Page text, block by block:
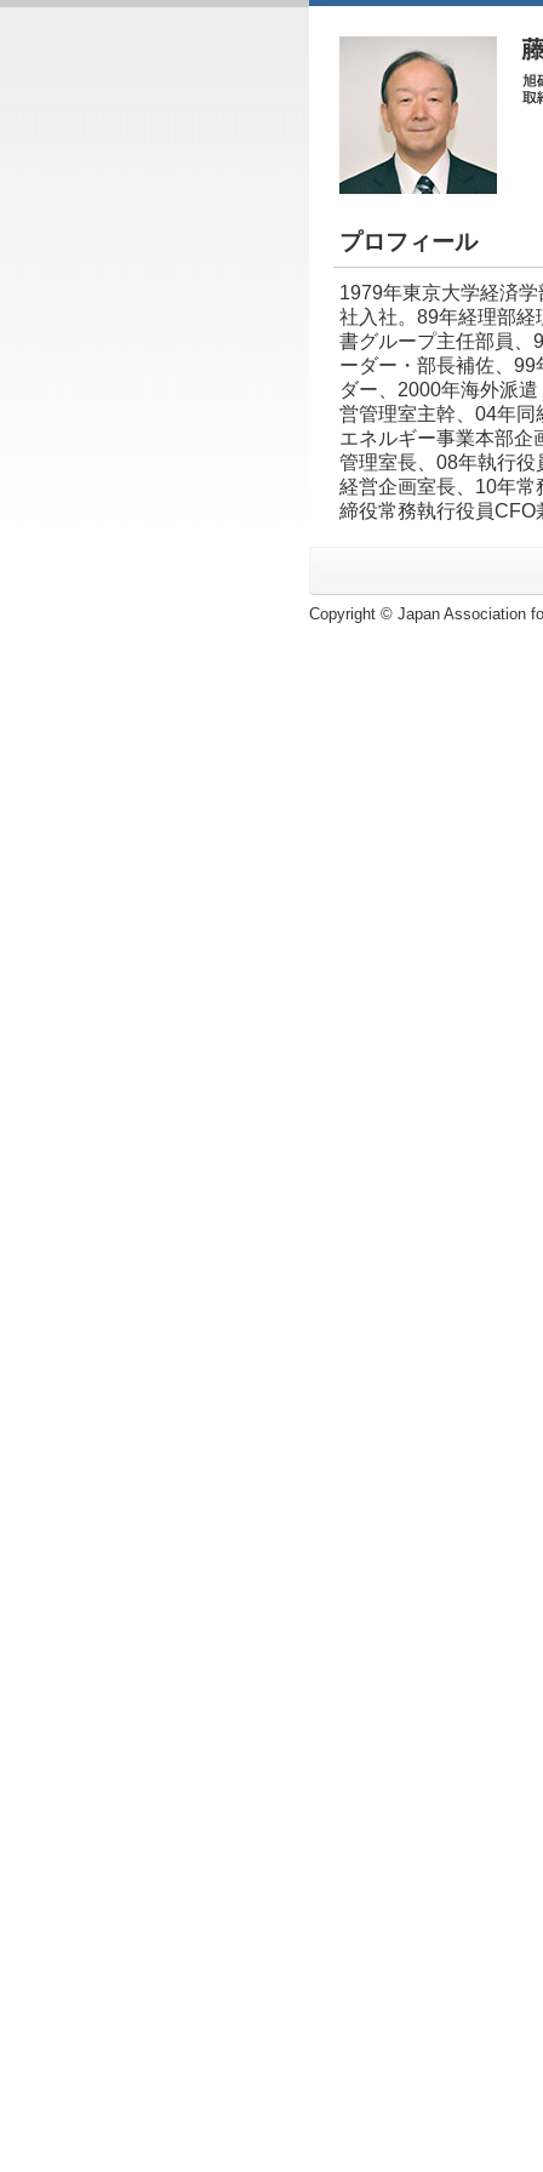
プロフィール
1979年東京大学経済
社入社。89年経理部
書グループ主任部員、
ーダー・部長補佐、
ダー、2000年海外派
営管理室主幹、04年
エネルギー事業本部企
管理室長、08年執行
経営企画室長、10年
締役常務執行役員CFO
Copyright © Japan Association